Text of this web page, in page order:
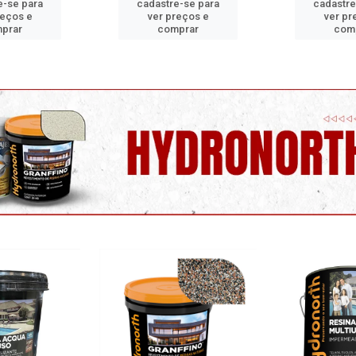
se para
e
cadastre-se para
ver preços e
comprar
ver